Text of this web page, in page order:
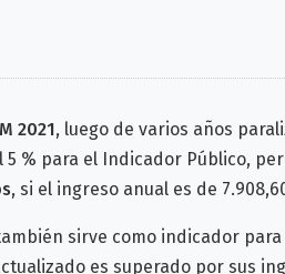
2021, luego de varios años
% para el Indicador Público,
, si el ingreso anual es de
sirve como indicador
es superado por sus